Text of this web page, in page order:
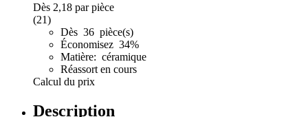
Dès 2,18 par pièce
(21)
Dès 36 pièce(s)
Économisez 34%
Matière: céramique
Réassort en cours
Calcul du prix
Description